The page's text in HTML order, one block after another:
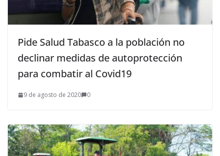
Pide Salud Tabasco a la población no
declinar medidas de autoprotección
para combatir al Covid19
9 de agosto de 2020 0